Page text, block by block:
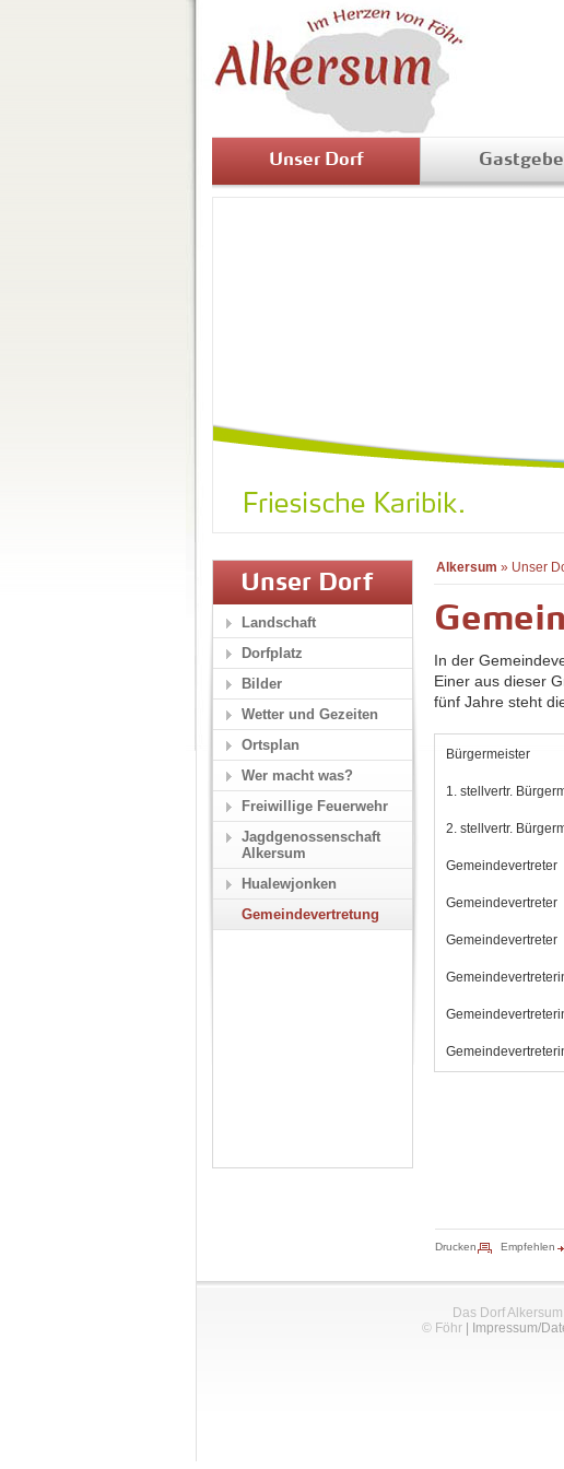
Unser Dorf
Alkersum » Unser
In der
Einer aus dieser
fünf Jahre steht
Bürgermeister
1. stellvertr.
2. stellvertr.
Gemeindevertreter
Gemeindevertreter
Gemeindevertreter
Unser Dorf
Landschaft
Dorfplatz
Bilder
Wetter und Gezeiten
Ortsplan
Wer macht was?
Freiwillige Feuerwehr
Jagdgenossenschaft
Alkersum
Hualewjonken
Gemeindevertretung
Drucken Empfehlen
Das Dorf
© Föhr| Impressum/